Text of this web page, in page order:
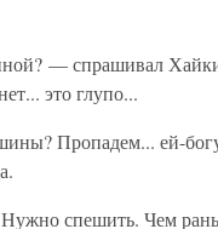
— спрашивал
это глупо...
Пропадем... ей-
Нужно спешить. Чем